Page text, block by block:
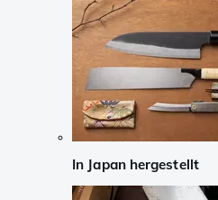
In Japan hergestellt